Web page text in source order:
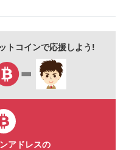
トコインで応援しよう!
アドレスの